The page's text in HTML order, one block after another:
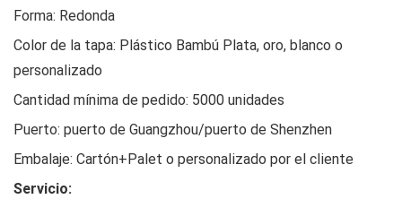
Forma: Redonda
Color de la tapa: Plástico Bambú Plata, oro, blanco o
personalizado
Cantidad mínima de pedido: 5000 unidades
Puerto: puerto de Guangzhou/puerto de Shenzhen
Embalaje: Cartón+Palet o personalizado por el cliente
Servicio: